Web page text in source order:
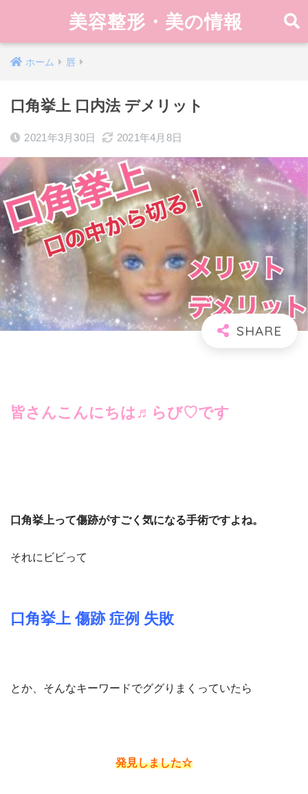
美容整形・美の情報
ホーム 唇
口角挙上 口内法 デメリット
2021年3月30日 2021年4月8日
­皆さんこんにちは♬らび♡です
口角挙上って傷跡がすごく気になる手術ですよね。
それにビビって
口角挙上傷跡症例 失敗
とか、 そんなキーワードでググりまくっていたら
発見しました☆